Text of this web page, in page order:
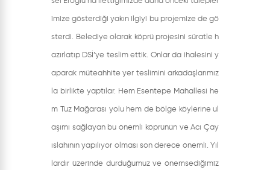
imize gösterdiği yakın ilgiyi bu projemize de gö
sterdi. Belediye olarak köprü projesini süratle h
azırlatıp DSİ’ye teslim ettik. Onlar da ihalesini y
aparak müteahhite yer teslimini arkadaşlarımız
la birlikte yaptılar. Hem Esentepe Mahallesi he
m Tuz Mağarası yolu hem de bölge köylerine ul
aşımı sağlayan bu önemli köprünün ve Acı Çay
ıslahının yapılıyor olması son derece önemli. Yıl
lardır üzerinde durduğumuz ve önemsediğimiz